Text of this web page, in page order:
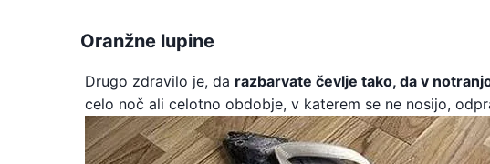
Oranžne lupine
Drugo zdravilo je, da razbarvate čevlje tako, da v
celo noč ali celotno obdobje, v katerem se ne nosijo,